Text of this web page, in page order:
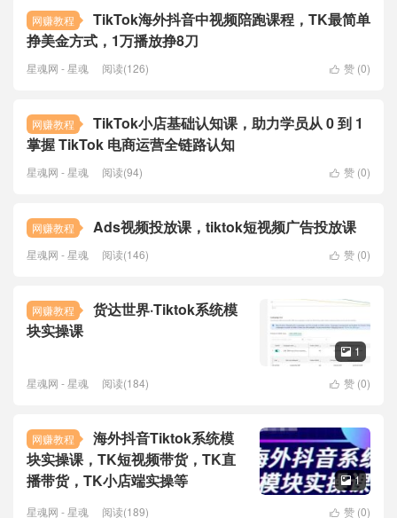
网赚教程
TikTok海外抖音中视频陪跑课程，TK最简单
挣美金方式，1万播放挣8刀
 赞 (0)
星魂网 - 星魂 阅读(126)
网赚教程
TikTok小店基础认知课，助力学员从 0 到 1
掌握 TikTok 电商运营全链路认知
 赞 (0)
星魂网 - 星魂 阅读(94)
网赚教程 Ads视频投放课，tiktok短视频广告投放课
 赞 (0)
星魂网 - 星魂 阅读(146)
网赚教程
货达世界·Tiktok系统模
块实操课
 1
 赞 (0)
星魂网 - 星魂 阅读(184)
网赚教程
海外抖音Tiktok系统模
块实操课，TK短视频带货，TK直
播带货，TK小店端实操等
 1
 赞 (0)
星魂网 - 星魂 阅读(189)